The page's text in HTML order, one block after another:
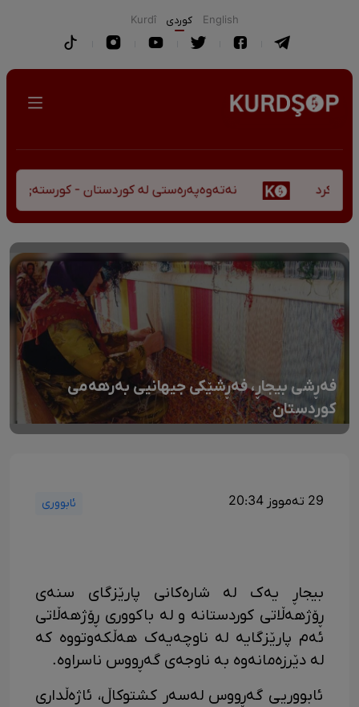
English كوردی Kurdî
نەتەوەپەرەستی لە کوردستان - کورستەی
فەڕشی بیجاڕ، فەڕشێکی جیهانیی بەرهەمی
کوردستان
29 تەمووز 20:34 ئابووری
بیجاڕ یەک لە شارەکانی پارێزگای سنەی
ڕۆژهەڵاتی کوردستانە و لە باکووری ڕۆژهەڵاتی
ئەم پارێزگایە لە ناوچەیەک هەڵکەوتووە کە
لە دێرزەمانەوە بە ناوجەی گەڕووس ناسراوە.
ئابووریی گەڕووس لەسەر کشتوکاڵ، ئاژەڵداری